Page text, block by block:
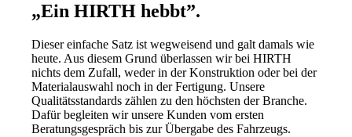
„Ein HIRTH hebbt”.
Dieser einfache Satz ist wegweisend und galt damals wie
heute. Aus diesem Grund überlassen wir bei HIRTH
nichts dem Zufall, weder in der Konstruktion oder bei der
Materialauswahl noch in der Fertigung. Unsere
Qualitätsstandards zählen zu den höchsten der Branche.
Dafür begleiten wir unsere Kunden vom ersten
Beratungsgespräch bis zur Übergabe des Fahrzeugs.